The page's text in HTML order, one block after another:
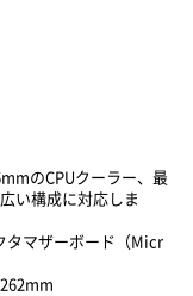
のCPUクーラー、最
い構成に対応しま
タマザーボード（Micr